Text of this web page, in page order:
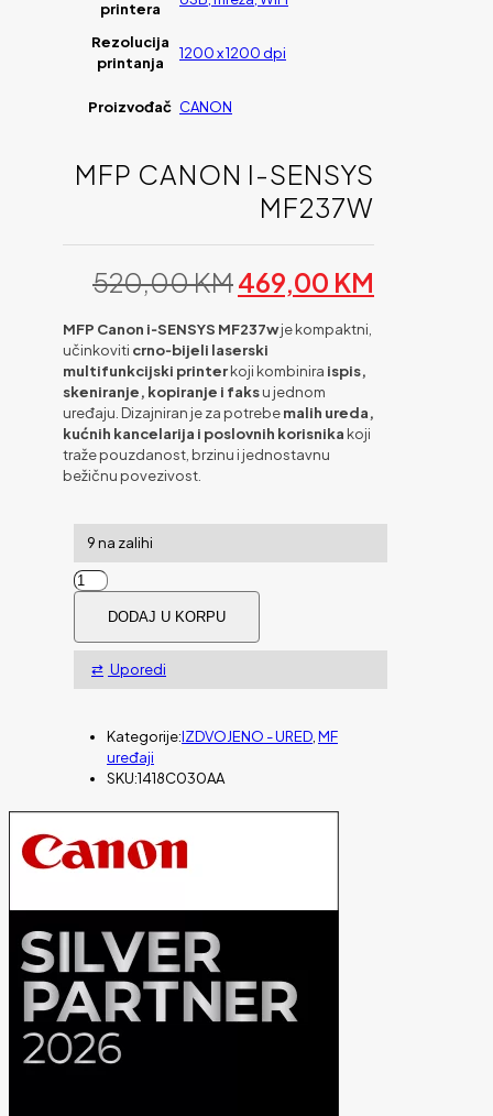
printera
Rezolucija
printanja
1200 x 1200 dpi
Proizvođač CANON
MFP CANON I-SENSYS
MF237W
520,00KMOriginal
price
was:
520,00 KM.
469,00 KM
price
MFP Canon i‑SENSYS MF237wje kompaktni,
učinkoviti crno‑bijeli laserski
multifunkcijski printerkoji kombinira ispis,
skeniranje, kopiranje i faksu jednom
uređaju. Dizajniran je za potrebemalih ureda,
kućnih kancelarija i poslovnih korisnika koji
traže pouzdanost, brzinu i jednostavnu
bežičnu povezivost.
9 na zalihi
MFP
CANON
SENSYS
MF237w
količina
DODAJ U KORPU
Uporedi
Kategorije:IZDVOJENO - URED,MF
uređaji
SKU:1418C030AA